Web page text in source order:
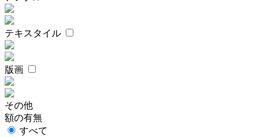
テキスタイル
版画
その他
額の有無
すべて